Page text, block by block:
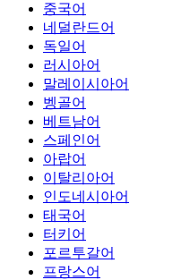
중국어
네덜란드어
독일어
러시아어
말레이시아어
벵골어
베트남어
스페인어
아랍어
이탈리아어
인도네시아어
태국어
터키어
포르투갈어
프랑스어